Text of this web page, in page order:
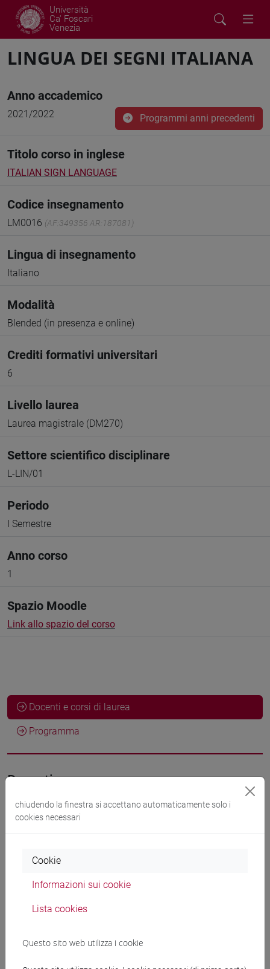
Università
Ca' Foscari
Venezia
LINGUA DEI SEGNI ITALIANA
Anno accademico
2021/2022 Programmi anni precedenti
Titolo corso in inglese
ITALIAN SIGN LANGUAGE
Codice insegnamento
LM0016 (AF:349356 AR:187081)
Lingua di insegnamento
Italiano
Modalità
Blended (in presenza e online)
Crediti formativi universitari
6
Livello laurea
Laurea magistrale (DM270)
Settore scientifico disciplinare
L-LIN/01
Periodo
I Semestre
Anno corso
1
Spazio Moodle
Link allo spazio del corso
Docenti e corsi di laurea
Programma
Docenti
MANTOVAN Lara
Materiali didattici
Materiali su Moodle
Corsi di studio e percorsi
[LM5] SCIENZE DEL LINGUAGGIO - Laurea
chiudendo la finestra si accettano automaticamente solo i
cookies necessari
Cookie
Informazioni sui cookie
Lista cookies
Questo sito web utilizza i cookie